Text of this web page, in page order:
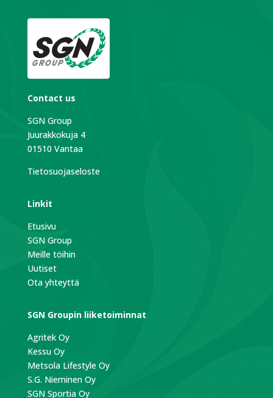
Contact us
SGN Group
Juurakkokuja 4
01510 Vantaa
Tietosuojaseloste
Linkit
Etusivu
SGN Group
Meille töihin
Uutiset
Ota yhteyttä
SGN Groupin liiketoiminnat
Agritek Oy
Kessu Oy
Metsola Lifestyle Oy
S.G. Nieminen Oy
SGN Sportia Oy